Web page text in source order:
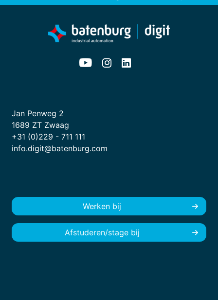
Jan Penweg 2
1689 ZT Zwaag
+31 (0)229 - 711 111
info.digit@batenburg.com
Werken bij
Afstuderen/stage bij